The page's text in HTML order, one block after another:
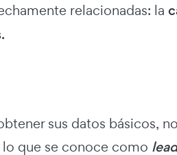
relacionadas: la
sus datos básicos,
que se conoce como